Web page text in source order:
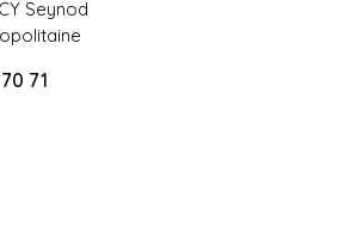
Seynod
71